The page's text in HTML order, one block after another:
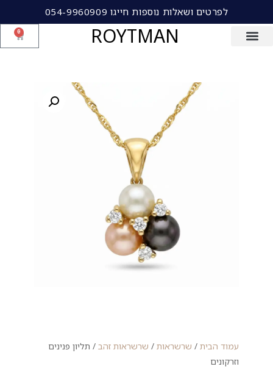
לפרטים ושאלות נוספות חייגו 054-9960909
ROYTMAN
0
עמוד הבית / שרשראות / שרשראות זהב / תליון פנינים
וזרקונים